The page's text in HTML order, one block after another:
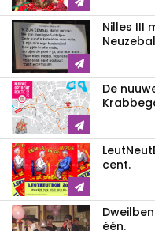
Nilles III
De
cent.
één.